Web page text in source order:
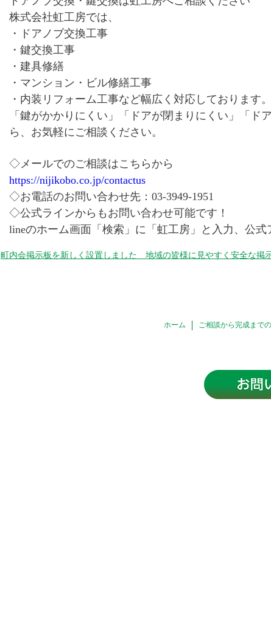
株式会社虹工房では、
・ドアノブ交換工事
・鍵交換工事
・建具修繕
・マンション・ビル修繕工事
・内装リフォーム工事など幅広く対応しております。
「鍵がかかりにくい」「ドアが閉まりにくい」「
ら、お気軽にご相談ください。
◇メールでのご相談はこちらから
https://nijikobo.co.jp/contactus
◇お電話のお問い合わせ先：03-3949-1951
◇公式ラインからもお問い合わせ可能です！
lineのホーム画面「検索」に「虹工房」と入力、公
町内会掲示板を新しく設置しました 地域の皆様に見やすく安全な掲
ホーム ご相談から完成まで